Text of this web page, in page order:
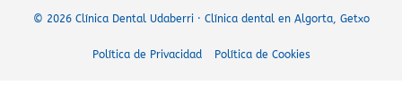
© 2026 Clínica Dental Udaberri · Clínica dental en Algorta, Getxo
Política de Privacidad Política de Cookies